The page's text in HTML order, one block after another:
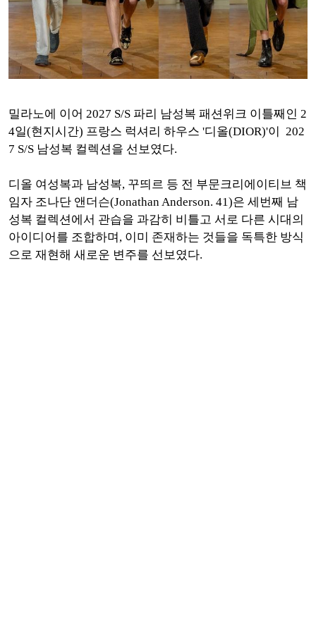
밀라노에 이어 2027 S/S 파리 남성복 패션위크 이틀째인 2
4일(현지시간) 프랑스 럭셔리 하우스 '디올(DIOR)'이 202
7 S/S 남성복 컬렉션을 선보였다.
디올 여성복과 남성복, 꾸띄르 등 전 부문크리에이티브 책
임자 조나단 앤더슨(Jonathan Anderson. 41)은 세번째 남
성복 컬렉션에서 관습을 과감히 비틀고 서로 다른 시대의
아이디어를 조합하며, 이미 존재하는 것들을 독특한 방식
으로 재현해 새로운 변주를 선보였다.